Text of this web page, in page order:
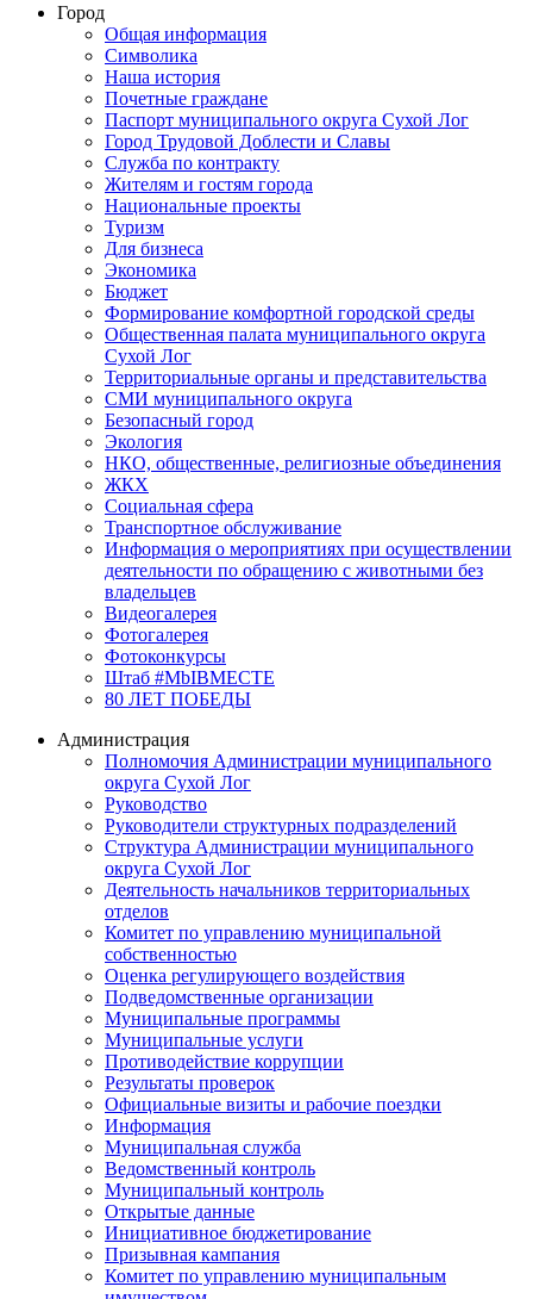
Город
Общая информация
Символика
Наша история
Почетные граждане
Паспорт муниципального округа Сухой Лог
Город Трудовой Доблести и Славы
Служба по контракту
Жителям и гостям города
Национальные проекты
Туризм
Для бизнеса
Экономика
Бюджет
Формирование комфортной городской среды
Общественная палата муниципального округа
Сухой Лог
Территориальные органы и представительства
СМИ муниципального округа
Безопасный город
Экология
НКО, общественные, религиозные объединения
ЖКХ
Социальная сфера
Транспортное обслуживание
Информация о мероприятиях при осуществлении
деятельности по обращению с животными без
владельцев
Видеогалерея
Фотогалерея
Фотоконкурсы
Штаб #MbIBMECTE
80 ЛЕТ ПОБЕДЫ
Администрация
Полномочия Администрации муниципального
округа Сухой Лог
Руководство
Руководители структурных подразделений
Структура Администрации муниципального
округа Сухой Лог
Деятельность начальников территориальных
отделов
Комитет по управлению муниципальной
собственностью
Оценка регулирующего воздействия
Подведомственные организации
Муниципальные программы
Муниципальные услуги
Противодействие коррупции
Результаты проверок
Официальные визиты и рабочие поездки
Информация
Муниципальная служба
Ведомственный контроль
Муниципальный контроль
Открытые данные
Инициативное бюджетирование
Призывная кампания
Комитет по управлению муниципальным